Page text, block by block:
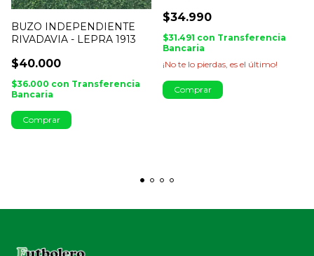
BUZO INDEPENDIENTE
RIVADAVIA - LEPRA 1913
$40.000
$36.000 con Transferencia
Bancaria
Comprar
$34.990
$31.491 con Transferencia
Bancaria
¡No te lo pierdas, es el último!
Comprar